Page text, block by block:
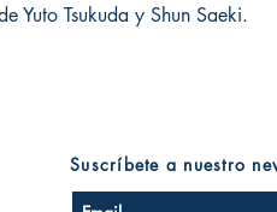
Yuto Tsukuda y Shun Saeki.
Suscríbete a nuestro